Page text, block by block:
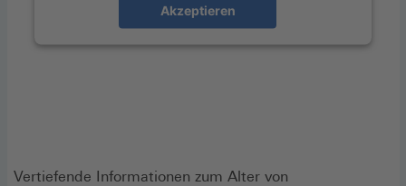
Akzeptieren
Vertiefende Informationen zum Alter von